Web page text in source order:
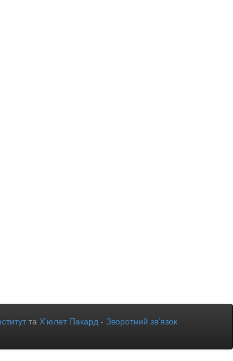
та Х’юлет Пакард - Зворотний зв’язок